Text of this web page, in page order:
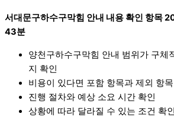
서대문구하수구막힘 안내 내용 확인 항목
43분
양천구하수구막힘 안내 범위가 구체
지 확인
비용이 있다면 포함 항목과 제외 항
진행 절차와 예상 소요 시간 확인
상황에 따라 달라질 수 있는 조건 확인